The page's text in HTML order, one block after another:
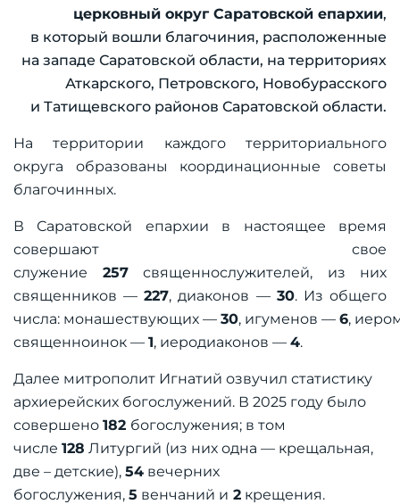
церковный округ Саратовской епархии,
в который вошли благочиния, расположенные
на западе Саратовской области, на территориях
Аткарского, Петровского, Новобурасского
и Татищевского районов Саратовской области.
На территории каждого территориального
округа образованы координационные советы
благочинных.
В Саратовской епархии в настоящее время
совершают свое
служение 257священнослужителей, из них
священников —227, диаконов — 30. Из общего
числа: монашествующих — 30, игуменов — 6,
священноинок — 1, иеродиаконов — 4.
Далее митрополит Игнатий озвучил статистику
архиерейских богослужений. В 2025 году было
совершено 182 богослужения; в том
числе 128 Литургий (из них одна — крещальная,
две – детские), 54 вечерних
богослужения, 5 венчаний и 2 крещения.